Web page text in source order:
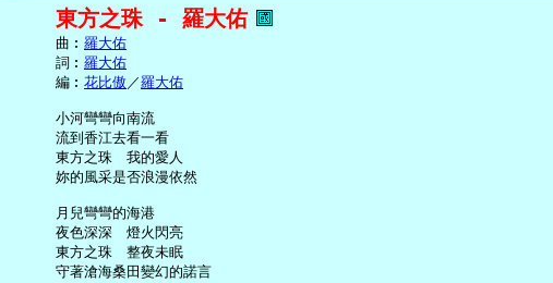
東方之珠 - 羅大佑
     曲︰
羅大佑
     詞︰
羅大佑
     編︰
花比傲／羅大佑
     小河彎彎向南流
     流到香江去看一看
     東方之珠　我的愛人
     妳的風采是否浪漫依然
     月兒彎彎的海港
     夜色深深　燈火閃亮
     東方之珠　整夜未眠
     守著滄海桑田變幻的諾言